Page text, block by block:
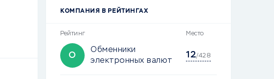
КОМПАНИЯ В РЕЙТИНГАХ
Рейтинг Место
О
Обменники
электронных валют
12/428